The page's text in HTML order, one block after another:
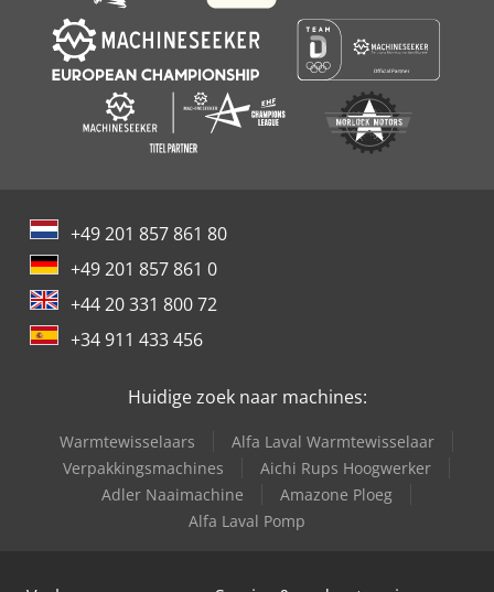
+49 201 857 861 80
+49 201 857 861 0
+44 20 331 800 72
+34 911 433 456
Huidige zoek naar machines:
Warmtewisselaars
Alfa Laval Warmtewisselaar
Verpakkingsmachines
Aichi Rups Hoogwerker
Adler Naaimachine
Amazone Ploeg
Alfa Laval Pomp